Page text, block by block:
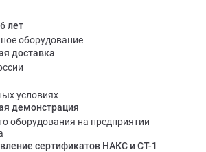
лет
оборудование
доставка
условиях
демонстрация
оборудования на предприятии
сертификатов НАКС и СТ-1